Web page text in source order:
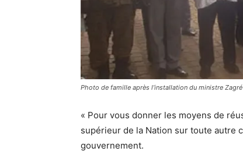
Photo de famille après l’installation du ministre Zagré
« Pour vous donner les moyens de
supérieur de la Nation sur toute autre
gouvernement.